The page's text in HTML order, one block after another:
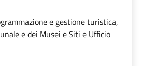
e gestione turistica,
e dei Musei e Siti e Ufficio